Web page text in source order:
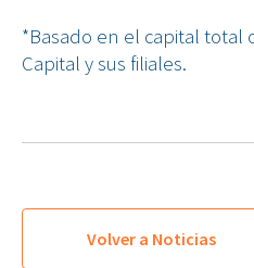
*Basado en el capital total
Capital y sus filiales.
Volver a Noticias